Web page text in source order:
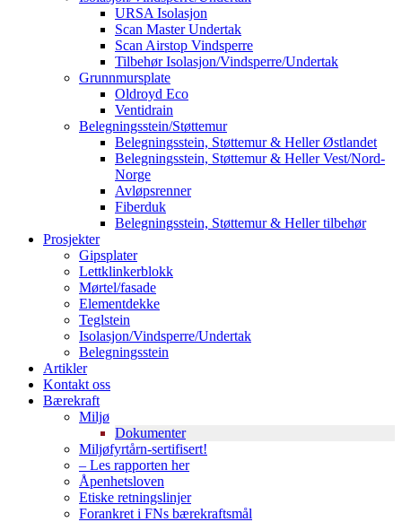
URSA Isolasjon
Scan Master Undertak
Scan Airstop Vindsperre
Tilbehør Isolasjon/Vindsperre/Undertak
Grunnmursplate
Oldroyd Eco
Ventidrain
Belegningsstein/Støttemur
Belegningsstein, Støttemur & Heller Østlandet
Belegningsstein, Støttemur & Heller Vest/Nord-
Norge
Avløpsrenner
Fiberduk
Belegningsstein, Støttemur & Heller tilbehør
Prosjekter
Gipsplater
Lettklinkerblokk
Mørtel/fasade
Elementdekke
Teglstein
Isolasjon/Vindsperre/Undertak
Belegningsstein
Artikler
Kontakt oss
Bærekraft
Miljø
Dokumenter
Miljøfyrtårn-sertifisert!
– Les rapporten her
Åpenhetsloven
Etiske retningslinjer
Forankret i FNs bærekraftsmål